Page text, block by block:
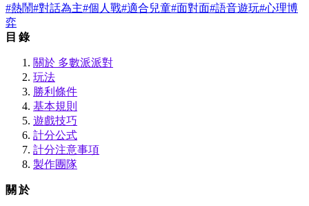
#熱鬧#對話為主#個人戰#適合兒童#面對面#語音遊玩#心理博
弈
目錄
關於 多數派派對
玩法
勝利條件
基本規則
遊戲技巧
計分公式
計分注意事項
製作團隊
關於